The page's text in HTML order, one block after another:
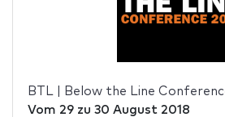
BTL | Below the Line
Vom 29zu 30 August 2018